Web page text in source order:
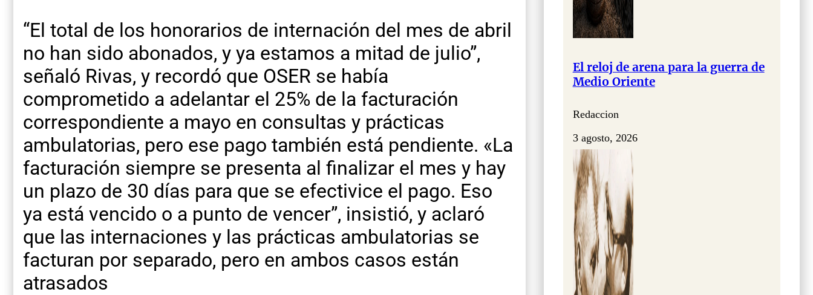
“El total de los honorarios de internación del mes de abril
no han sido abonados, y ya estamos a mitad de julio”,
señaló Rivas, y recordó que OSER se había
comprometido a adelantar el 25% de la facturación
correspondiente a mayo en consultas y prácticas
ambulatorias, pero ese pago también está pendiente. «La
facturación siempre se presenta al finalizar el mes y hay
un plazo de 30 días para que se efectivice el pago. Eso
ya está vencido o a punto de vencer”, insistió, y aclaró
que las internaciones y las prácticas ambulatorias se
facturan por separado, pero en ambos casos están
atrasados
El reloj de arena para la guerra de
Medio Oriente
Redaccion
3 agosto, 2026